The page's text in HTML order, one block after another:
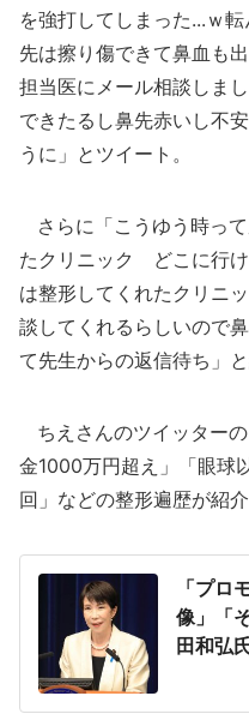
を強打してしまった...ｗ
先は擦り傷できて鼻血も
担当医にメール相談しま
できたるし鼻先赤いし不
うに」とツイート。
さらに「こうゆう時っ
たクリニック どこに行
は整形してくれたクリニ
談してくれるらしいので
て先生からの返信待ち」
ちえさんのツイッター
金1000万円超え」「眼球
回」などの整形遍歴が紹介
「プロ
像」「
田和弘